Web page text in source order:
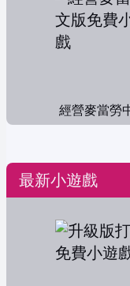
經營麥當勞
最新小遊戲